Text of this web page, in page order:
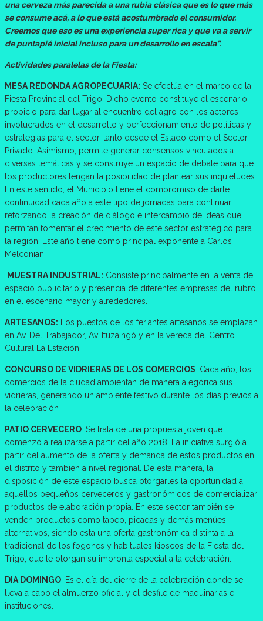
una cerveza más parecida a una rubia clásica que es lo que más
se consume acá, a lo que está acostumbrado el consumidor.
Creemos que eso es una experiencia super rica y que va a servir
de puntapié inicial incluso para un desarrollo en escala”.
Actividades paralelas de la Fiesta:
MESA REDONDA AGROPECUARIA: Se efectúa en el marco de la
Fiesta Provincial del Trigo. Dicho evento constituye el escenario
propicio para dar lugar al encuentro del agro con los actores
involucrados en el desarrollo y perfeccionamiento de políticas y
estrategias para el sector, tanto desde el Estado como el Sector
Privado. Asimismo, permite generar consensos vinculados a
diversas temáticas y se construye un espacio de debate para que
los productores tengan la posibilidad de plantear sus inquietudes.
En este sentido, el Municipio tiene el compromiso de darle
continuidad cada año a este tipo de jornadas para continuar
reforzando la creación de diálogo e intercambio de ideas que
permitan fomentar el crecimiento de este sector estratégico para
la región. Este año tiene como principal exponente a Carlos
Melconian.
MUESTRA INDUSTRIAL: Consiste principalmente en la venta de
espacio publicitario y presencia de diferentes empresas del rubro
en el escenario mayor y alrededores.
ARTESANOS: Los puestos de los feriantes artesanos se emplazan
en Av. Del Trabajador, Av. Ituzaingó y en la vereda del Centro
Cultural La Estación.
CONCURSO DE VIDRIERAS DE LOS COMERCIOS: Cada año, los
comercios de la ciudad ambientan de manera alegórica sus
vidrieras, generando un ambiente festivo durante los días previos a
la celebración
PATIO CERVECERO: Se trata de una propuesta joven que
comenzó a realizarse a partir del año 2018. La iniciativa surgió a
partir del aumento de la oferta y demanda de estos productos en
el distrito y también a nivel regional. De esta manera, la
disposición de este espacio busca otorgarles la oportunidad a
aquellos pequeños cerveceros y gastronómicos de comercializar
productos de elaboración propia. En este sector también se
venden productos como tapeo, picadas y demás menúes
alternativos, siendo esta una oferta gastronómica distinta a la
tradicional de los fogones y habituales kioscos de la Fiesta del
Trigo, que le otorgan su impronta especial a la celebración.
DIA DOMINGO: Es el día del cierre de la celebración donde se
lleva a cabo el almuerzo oficial y el desfile de maquinarias e
instituciones.